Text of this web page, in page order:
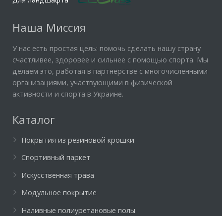
Наша Миссия
У нас есть простая цель: помочь сделать нашу страну
счастливее, здоровее и сильнее с помощью спорта. Мы
делаем это, работая в партнерстве с многочисленными
организациями, участвующими в физической
активности и спорта в Украине.
Каталог
Покрытия из резиновой крошки
Спортивный паркет
Искусственная трава
Модульное покрытие
Наливные полиуретановые полы